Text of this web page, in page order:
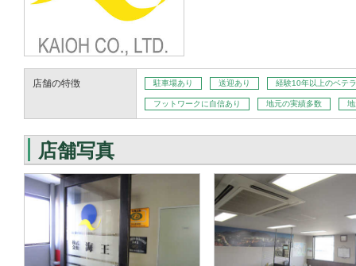
店舗の特徴 駐車場あり 送迎あり 経験10年以上のベテ
フットワークに自信あり 地元の実績多数
店舗写真